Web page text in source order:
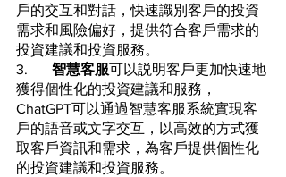
戶的交互和對話，快速識別客戶的投資
需求和風險偏好，提供符合客戶需求的
投資建議和投資服務。
智慧客服可以説明客戶更加快速地
獲得個性化的投資建議和服務，
ChatGPT可以通過智慧客服系統實現客
戶的語音或文字交互，以高效的方式獲
取客戶資訊和需求，為客戶提供個性化
的投資建議和投資服務。